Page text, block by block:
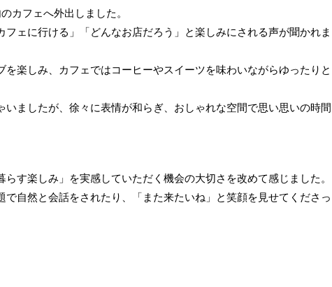
カフェへ外出しました。
ェに行ける」「どんなお店だろう」と楽しみにされる声が聞かれま
楽しみ、カフェではコーヒーやスイーツを味わいながらゆったりと
ましたが、徐々に表情が和らぎ、おしゃれな空間で思い思いの時間
す楽しみ」を実感していただく機会の大切さを改めて感じました。
自然と会話をされたり、「また来たいね」と笑顔を見せてくださっ